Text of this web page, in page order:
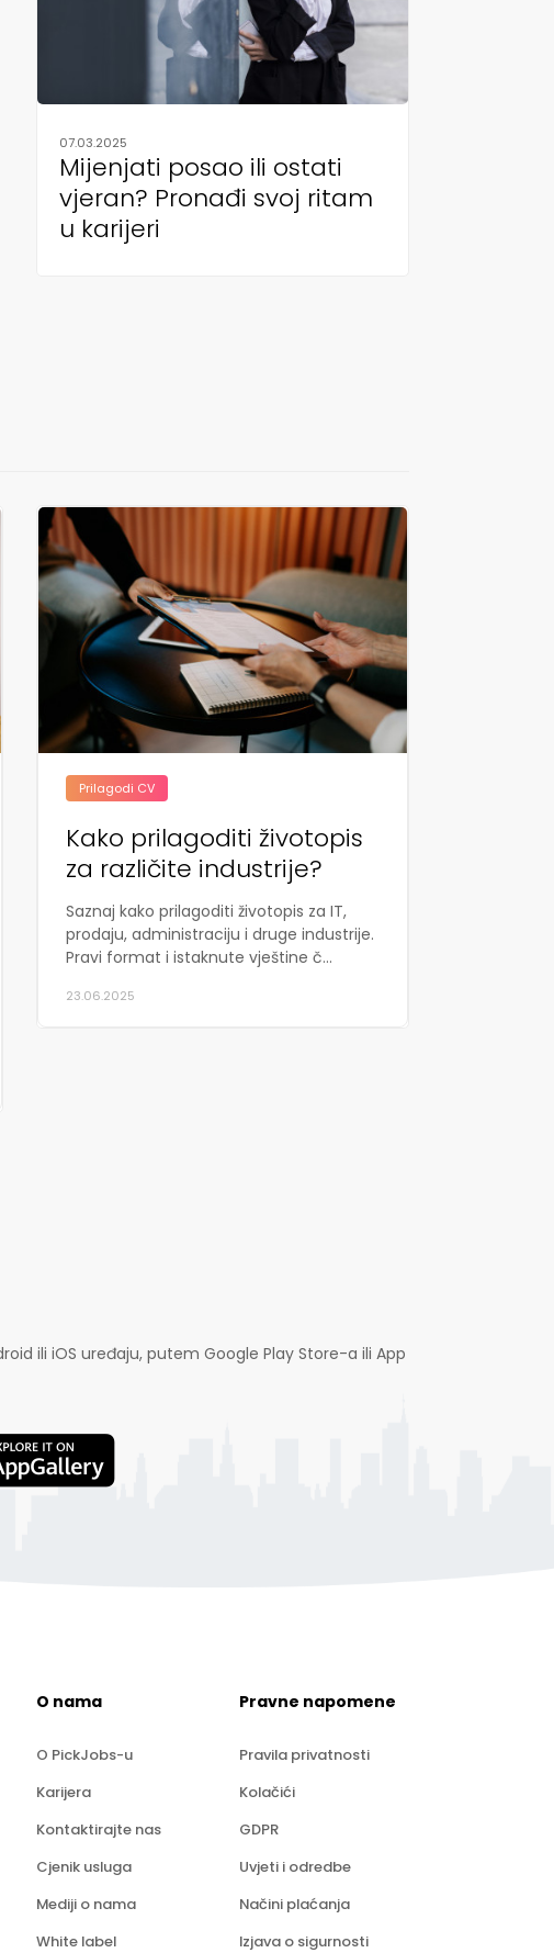
07.03.2025
Mijenjati posao ili ostati
vjeran? Pronađi svoj ritam
u karijeri
Prilagodi CV
Kako prilagoditi životopis
za različite industrije?
Saznaj kako prilagoditi životopis za IT,
prodaju, administraciju i druge industrije.
Pravi format i istaknute vještine č...
23.06.2025
ili iOS uređaju, putem Google Play Store-a ili App
O nama
O PickJobs-u
Karijera
Kontaktirajte nas
Cjenik usluga
Mediji o nama
White label
Pravne napomene
Pravila privatnosti
Kolačići
GDPR
Uvjeti i odredbe
Načini plaćanja
Izjava o sigurnosti